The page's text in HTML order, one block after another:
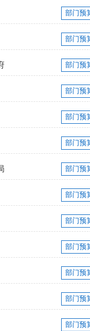
部门预
部门预
部门预
部门预
部门预
部门预
部门预
部门预
部门预
部门预
部门预
部门预
部门预